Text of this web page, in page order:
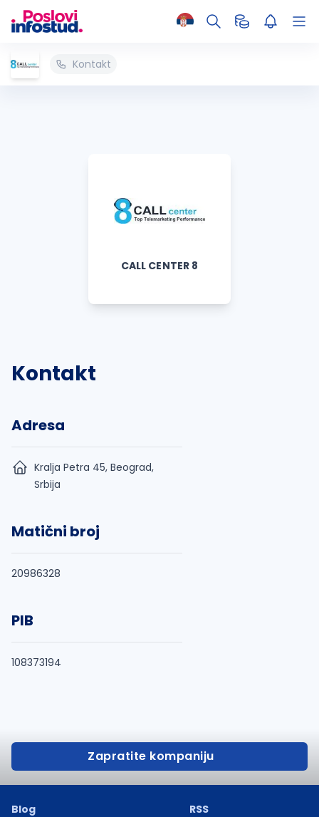
Kontakt
CALL CENTER 8
Kontakt
Adresa
Kralja Petra 45, Beograd,
Srbija
Matični broj
20986328
PIB
108373194
Zapratite kompaniju
Blog
RSS